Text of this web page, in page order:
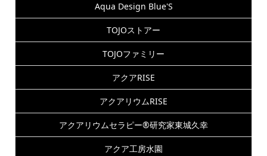
Aqua Design Blue'S
TOJOストアー
TOJOファミリー
アクアRISE
アクアリウムRISE
アクアリウムセラピー®研究家東城久幸
アクア工房水園